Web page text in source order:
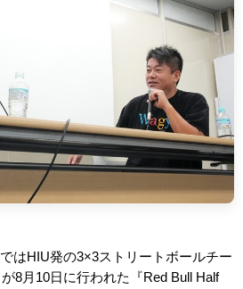
はHIU発の3×3ストリートボールチー
8月10日に行われた『Red Bull Half